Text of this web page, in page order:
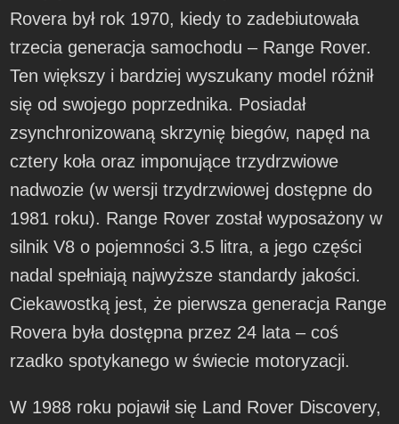
Rovera był rok 1970, kiedy to zadebiutowała
trzecia generacja samochodu – Range Rover.
Ten większy i bardziej wyszukany model różnił
się od swojego poprzednika. Posiadał
zsynchronizowaną skrzynię biegów, napęd na
cztery koła oraz imponujące trzydrzwiowe
nadwozie (w wersji trzydrzwiowej dostępne do
1981 roku). Range Rover został wyposażony w
silnik V8 o pojemności 3.5 litra, a jego części
nadal spełniają najwyższe standardy jakości.
Ciekawostką jest, że pierwsza generacja Range
Rovera była dostępna przez 24 lata – coś
rzadko spotykanego w świecie motoryzacji.
W 1988 roku pojawił się Land Rover Discovery,